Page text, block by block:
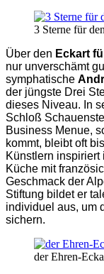
3 Sterne für
Über den Eckart
nur unverschämt
symphatische
der jüngste Drei
dieses Niveau. In
Schloß
Business Menue,
kommt, bleibt oft
Künstlern
Küche mit
Geschmack der
Stiftung bildet er
individuel aus, um
sichern.
der Ehren-